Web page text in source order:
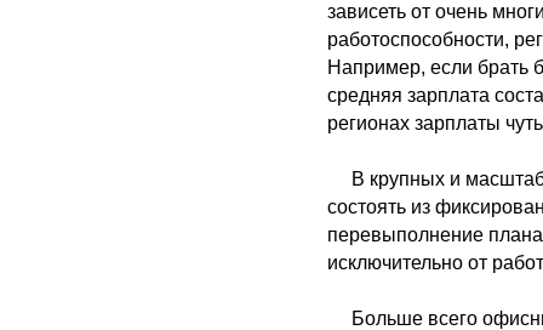
зависеть от очень
работоспособности,
Например, если брать
средняя зарплата
регионах зарплаты
В крупных и
состоять из
перевыполнение плана
исключительно от
Больше всего